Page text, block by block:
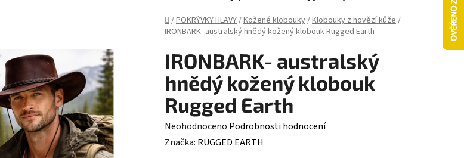
Domů
/POKRÝVKY HLAVY/Kožené klobouky/Klobouky z hovězí kůže/
IRONBARK- australský hnědý kožený klobouk Rugged Earth
IRONBARK- australský
hnědý kožený klobouk
Rugged Earth
Průměrné
hodnocení
Neohodnoceno Podrobnosti hodnocení
Značka: RUGGED EARTH